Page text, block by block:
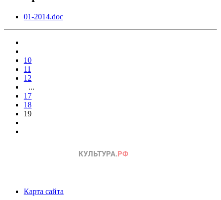
01-2014.doc
10
11
12
...
17
18
19
Карта сайта